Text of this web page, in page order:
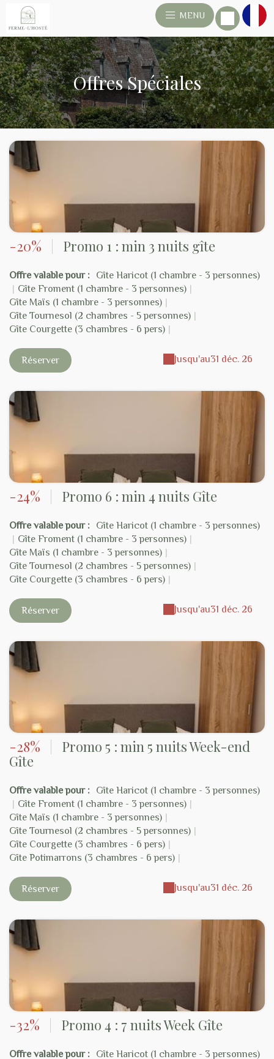
MENU
Offres Spéciales
-20% Promo 1 : min 3 nuits gîte
Offre valable pour :
Gîte Haricot (1 chambre - 3 personnes)
| Gîte Froment (1 chambre - 3 personnes) |
Gîte Maïs (1 chambre - 3 personnes) |
Gîte Tournesol (2 chambres - 5 personnes) |
Gîte Courgette (3 chambres - 6 pers) |
Réserver Jusqu'au31 déc. 26
-24% Promo 6 : min 4 nuits Gîte
Offre valable pour :
Gîte Haricot (1 chambre - 3 personnes)
| Gîte Froment (1 chambre - 3 personnes) |
Gîte Maïs (1 chambre - 3 personnes) |
Gîte Tournesol (2 chambres - 5 personnes) |
Gîte Courgette (3 chambres - 6 pers) |
Réserver Jusqu'au31 déc. 26
-28%
Promo 5 : min 5 nuits Week-end
Gîte
Offre valable pour :
Gîte Haricot (1 chambre - 3 personnes)
| Gîte Froment (1 chambre - 3 personnes) |
Gîte Maïs (1 chambre - 3 personnes) |
Gîte Tournesol (2 chambres - 5 personnes) |
Gîte Courgette (3 chambres - 6 pers) |
Gîte Potimarrons (3 chambres - 6 pers) |
Réserver Jusqu'au31 déc. 26
-32% Promo 4 : 7 nuits Week Gîte
Offre valable pour :
Gîte Haricot (1 chambre - 3 personnes)